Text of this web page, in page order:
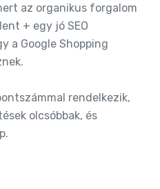
az organikus forgalom
+ egy jó SEO
a Google Shopping
rendelkezik,
olcsóbbak, és